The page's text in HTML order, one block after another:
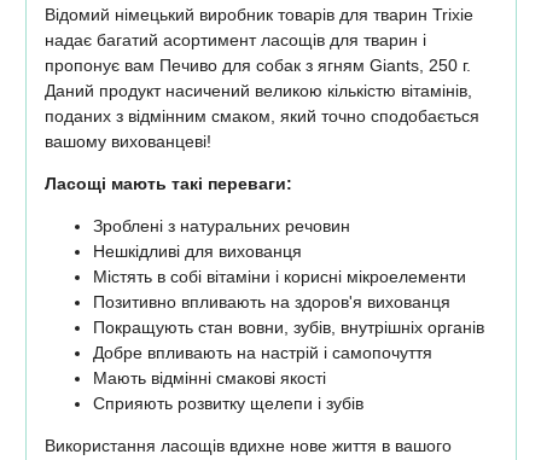
Відомий німецький виробник товарів для тварин Trixie
надає багатий асортимент ласощів для тварин і
пропонує вам Печиво для собак з ягням Giants, 250 г.
Даний продукт насичений великою кількістю вітамінів,
поданих з відмінним смаком, який точно сподобається
вашому вихованцеві!
Ласощі мають такі переваги:
Зроблені з натуральних речовин
Нешкідливі для вихованця
Містять в собі вітаміни і корисні мікроелементи
Позитивно впливають на здоров'я вихованця
Покращують стан вовни, зубів, внутрішніх органів
Добре впливають на настрій і самопочуття
Мають відмінні смакові якості
Сприяють розвитку щелепи і зубів
Використання ласощів вдихне нове життя в вашого